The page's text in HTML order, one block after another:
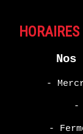
-
-
-